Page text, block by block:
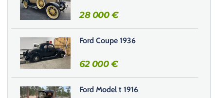
28 000€
Ford Coupe 1936
62 000€
Ford Model t 1916